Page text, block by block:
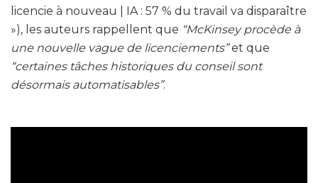
licencie à nouveau | IA : 57 % du travail va disparaître
»), les auteurs rappellent que “McKinsey procède à
une nouvelle vague de licenciements”et que
“certaines tâches historiques du conseil sont
désormais automatisables”.